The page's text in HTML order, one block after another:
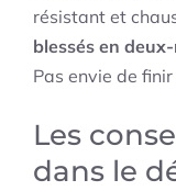
résistant et
blessés en
Pas envie de
Les
dans le